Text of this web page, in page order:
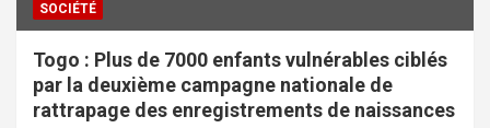
SOCIÉTÉ
Togo : Plus de 7000 enfants vulnérables ciblés
par la deuxième campagne nationale de
rattrapage des enregistrements de naissances